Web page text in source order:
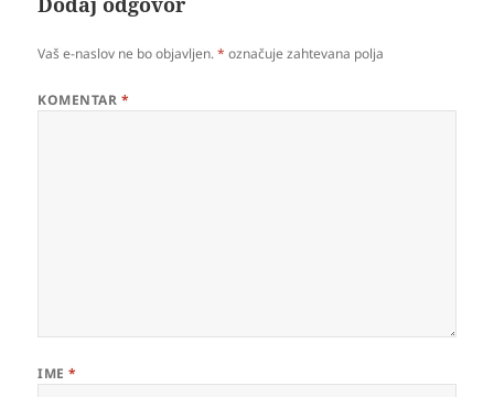
Vaš e-naslov ne bo objavljen. * označuje zahtevana polja
KOMENTAR *
IME*